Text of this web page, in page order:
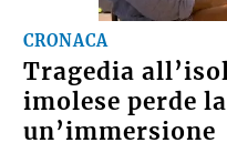
CRONACA
Tragedia
imolese perde
un’immersione